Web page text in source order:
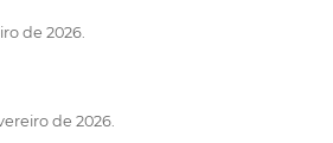
de 2026.
de 2026.